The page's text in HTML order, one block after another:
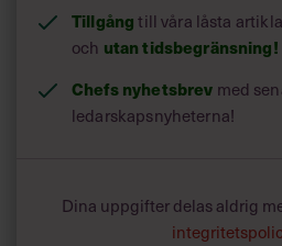
Tillgångtill våra låsta
och utan tidsbegränsning!
Chefs nyhetsbrev med
ledarskapsnyheterna!
Dina uppgifter delas aldrig